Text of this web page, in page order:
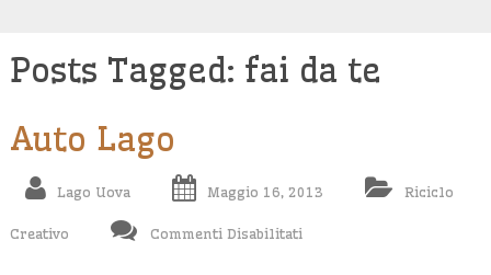
Posts Tagged: fai da te
Auto Lago
Lago Uova Maggio 16, 2013 Riciclo
Creativo Commenti Disabilitati